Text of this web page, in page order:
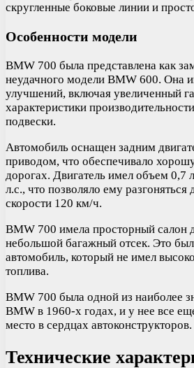
скругленные боковые линии и
Особенности модели
BMW 700 была представлена как
неудачного модели BMW 600. Она
улучшений, включая увеличенный
характеристики
подвески.
Автомобиль оснащен задним
приводом, что обеспечивало
дорогах. Двигатель имел объем 0,7
л.с., что позволяло ему
скорости 120 км/ч.
BMW 700 имела просторный салон
небольшой багажный отсек. Это
автомобиль, который не имел
топлива.
BMW 700 была одной из наиболее
BMW в 1960-х годах, и у нее все
место в сердцах автоконструкторов.
Технические